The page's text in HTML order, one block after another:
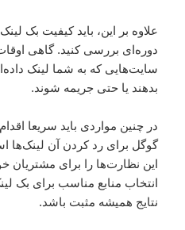
علاوه بر این، باید کیفیت بک
دوره‌ای بررسی کنید. گاهی
سایت‌هایی که به شما لینک
بدهند یا حتی جریمه شوند.
گوگل برای رد کردن آن لینک‌ها
این نظارت‌ها را برای مشتریان
انتخاب منابع مناسب برای بک
نتایج همیشه مثبت باشد.